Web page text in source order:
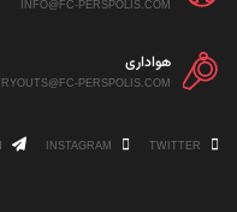
INFO@FC-PERSPOLIS.COM
هواداری
PERSPOLIS.COM